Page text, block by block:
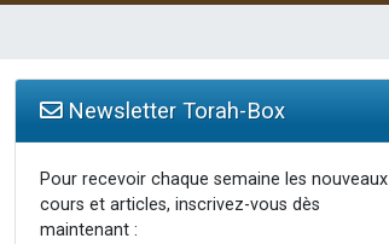
Newsletter Torah-Box
Pour recevoir chaque semaine les nouveaux
cours et articles, inscrivez-vous dès
maintenant :